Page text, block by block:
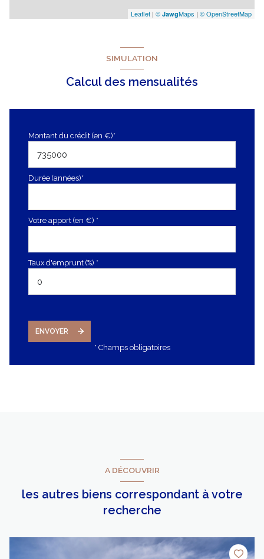
Leaflet | © JawgMaps | © OpenStreetMap
SIMULATION
Calcul des mensualités
Montant du crédit (en €)*
Durée (années)*
Votre apport (en €) *
Taux d'emprunt (%) *
ENVOYER
* Champs obligatoires
A DÉCOUVRIR
les autres biens correspondant à votre
recherche